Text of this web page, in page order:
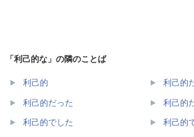
「利己的な」の隣のことば
利己的 利己的
利己的だった 利己的
利己的でした 利己的